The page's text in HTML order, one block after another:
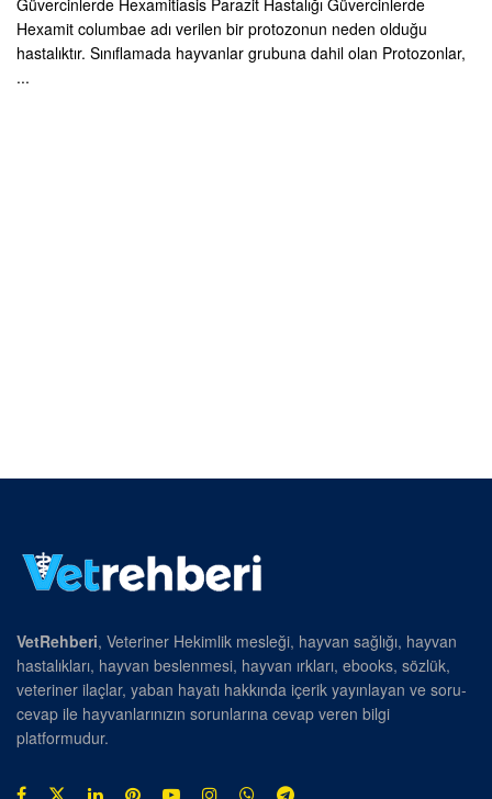
Güvercinlerde Hexamitiasis Parazit Hastalığı Güvercinlerde
Hexamit columbae adı verilen bir protozonun neden olduğu
hastalıktır. Sınıflamada hayvanlar grubuna dahil olan Protozonlar,
...
VetRehberi, Veteriner Hekimlik mesleği, hayvan sağlığı, hayvan
hastalıkları, hayvan beslenmesi, hayvan ırkları, ebooks, sözlük,
veteriner ilaçlar, yaban hayatı hakkında içerik yayınlayan ve soru-
cevap ile hayvanlarınızın sorunlarına cevap veren bilgi
platformudur.